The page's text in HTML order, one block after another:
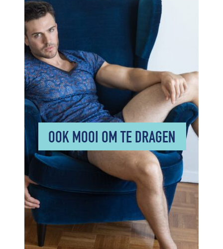
OOK MOOI OM TE DRAGEN